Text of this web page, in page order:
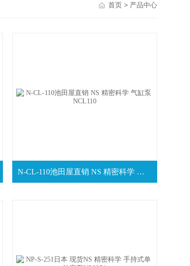
首页> 产品中心
N-CL-110池田屋直销 NS 精密科学 气缸泵NCL110